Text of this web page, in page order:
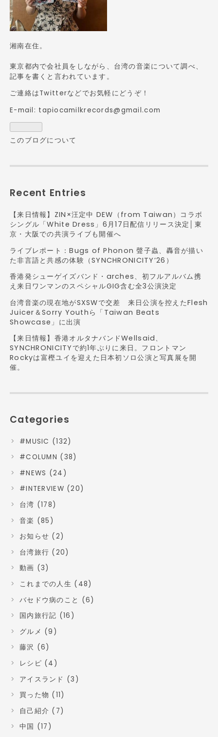
湘南在住。
東京都内で会社員をしながら、台湾の音楽について調べ、
記事を書くと言われています。
ご連絡はTwitterなどでお気軽にどうぞ！
E-mail: tapiocamilkrecords@gmail.com
このブログについて
Recent Entries
【来日情報】ZIN×汪定中 DEW（from Taiwan）コラボ
シングル「White Dress」6月17日配信リリース決定│東
京・大阪での共演ライブも開催へ
ライブレポート：Bugs of Phonon 聲子蟲、轟音が描い
た非言語と共感の体験（SYNCHRONICITY’26）
香港発シューゲイズバンド・arches、初フルアルバム携
え来日ワンマンのスペシャルGIG含む全3公演決定
台湾音楽の現在地がSXSWで交差 来日公演を控えたFlesh
Juicer＆Sorry Youthら「Taiwan Beats
Showcase」に出演
【来日情報】香港オルタナバンドWellsaid、
SYNCHRONICITYで約1年ぶりに来日。フロントマン
Rockyは富樫ユイを迎えた日本初ソロ公演と写真展を開
催。
Categories
#MUSIC (132)
#COLUMN (38)
#NEWS (24)
#INTERVIEW (20)
台湾 (178)
音楽 (85)
お知らせ (2)
台湾旅行 (20)
動画 (3)
これまでの人生 (48)
バセドウ病のこと (6)
国内旅行記 (16)
グルメ (9)
藤沢 (6)
レシピ (4)
アイスランド (3)
買った物 (11)
自己紹介 (7)
中国 (17)